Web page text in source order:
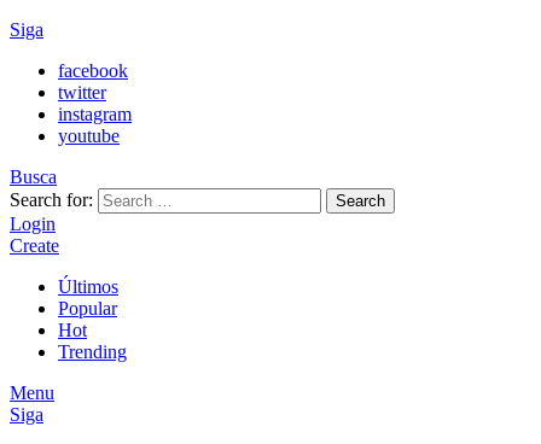
Siga
facebook
twitter
instagram
youtube
Busca
Search for:
Search
Login
Create
Últimos
Popular
Hot
Trending
Menu
Siga